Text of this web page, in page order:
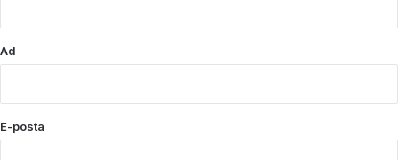
Ad
E-posta